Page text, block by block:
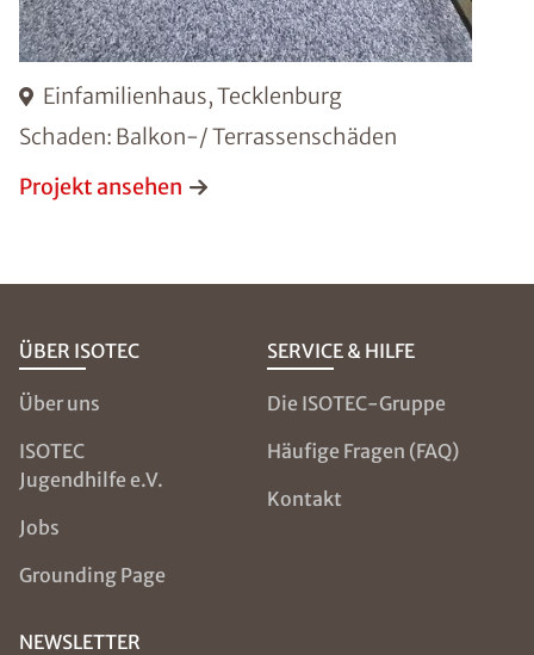
Einfamilienhaus, Tecklenburg
Schaden: Balkon-/ Terrassenschäden
Projekt ansehen
ÜBER ISOTEC
Über uns
ISOTEC
Jugendhilfe e.V.
Jobs
Grounding Page
SERVICE & HILFE
Die ISOTEC-Gruppe
Häufige Fragen (FAQ)
Kontakt
NEWSLETTER